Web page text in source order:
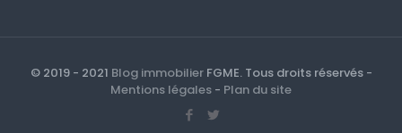
© 2019 - 2021 Blog immobilierFGME. Tous droits réservés -
Mentions légales - Plan du site